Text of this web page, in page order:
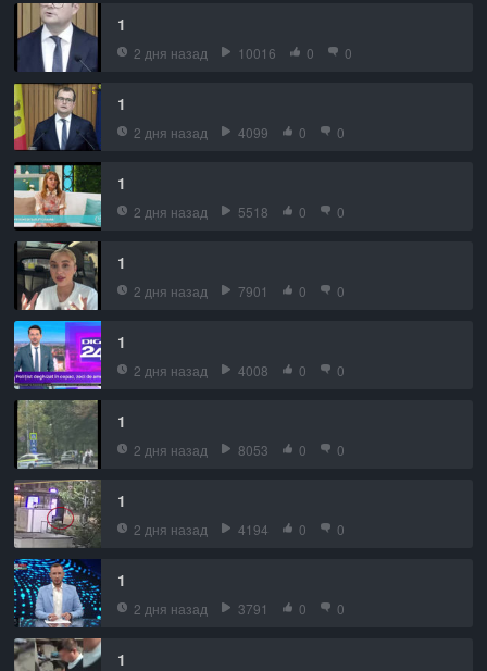
1
2 дня назад 10016 0 0
1
2 дня назад 4099 0 0
1
2 дня назад 5518 0 0
1
2 дня назад 7901 0 0
1
2 дня назад 4008 0 0
1
2 дня назад 8053 0 0
1
2 дня назад 4194 0 0
1
2 дня назад 3791 0 0
1